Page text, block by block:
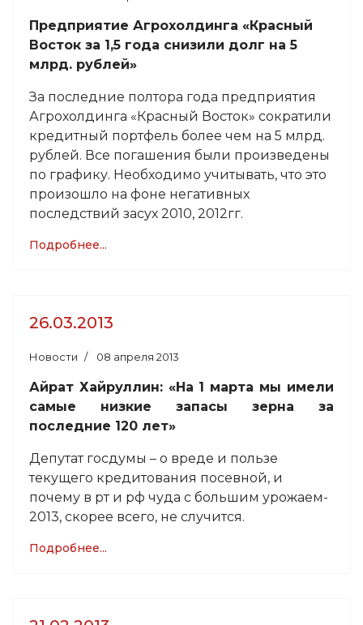
Предприятие Агрохолдинга «Красный
Восток за 1,5 года снизили долг на 5
млрд. рублей»
За последние полтора года предприятия
Агрохолдинга «Красный Восток» сократили
кредитный портфель более чем на 5 млрд.
рублей. Все погашения были произведены
по графику. Необходимо учитывать, что это
произошло на фоне негативных
последствий засух 2010, 2012гг.
Подробнее...
26.03.2013
Новости 08 апреля 2013
Айрат Хайруллин: «На 1 марта мы имели
самые низкие запасы зерна за
последние 120 лет»
Депутат госдумы – о вреде и пользе
текущего кредитования посевной, и
почему в рт и рф чуда с большим урожаем-
2013, скорее всего, не случится.
Подробнее...